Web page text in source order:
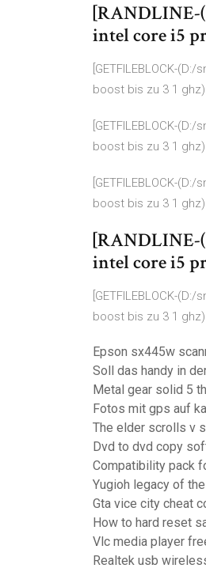
[RANDLINE-
intel core i5
[GETFILEBLOCK-
boost bis zu 3 1
[GETFILEBLOCK-
boost bis zu 3 1
[GETFILEBLOCK-
boost bis zu 3 1
[RANDLINE-
intel core i5
[GETFILEBLOCK-
boost bis zu 3 1
Epson sx445w
Soll das handy in
Metal gear solid 5
Fotos mit gps auf
The elder scrolls v
Dvd to dvd copy
Compatibility pack
Yugioh legacy of
Gta vice city cheat
How to hard reset
Vlc media player
Realtek usb